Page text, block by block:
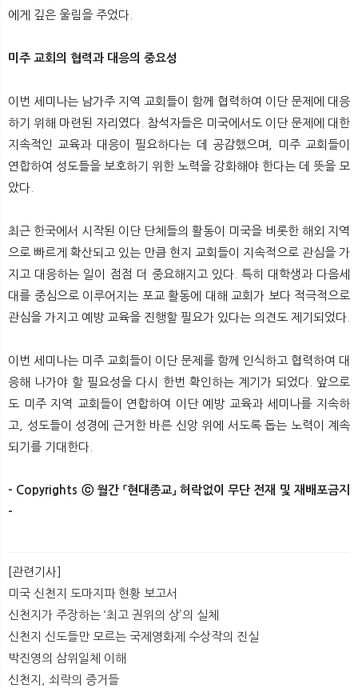
에게 깊은 울림을 주었다.
미주 교회의 협력과 대응의 중요성
이번 세미나는 남가주 지역 교회들이 함께 협력하여 이단 문제에 대응
하기 위해 마련된 자리였다. 참석자들은 미국에서도 이단 문제에 대한
지속적인 교육과 대응이 필요하다는 데 공감했으며, 미주 교회들이
연합하여 성도들을 보호하기 위한 노력을 강화해야 한다는 데 뜻을 모
았다.
최근 한국에서 시작된 이단 단체들의 활동이 미국을 비롯한 해외 지역
으로 빠르게 확산되고 있는 만큼 현지 교회들이 지속적으로 관심을 가
지고 대응하는 일이 점점 더 중요해지고 있다. 특히 대학생과 다음세
대를 중심으로 이루어지는 포교 활동에 대해 교회가 보다 적극적으로
관심을 가지고 예방 교육을 진행할 필요가 있다는 의견도 제기되었다.
이번 세미나는 미주 교회들이 이단 문제를 함께 인식하고 협력하여 대
응해 나가야 할 필요성을 다시 한번 확인하는 계기가 되었다. 앞으로
도 미주 지역 교회들이 연합하여 이단 예방 교육과 세미나를 지속하
고, 성도들이 성경에 근거한 바른 신앙 위에 서도록 돕는 노력이 계속
되기를 기대한다.
- Copyrights ⓒ 월간 「현대종교」 허락없이 무단 전재 및 재배포금지
-​​
[관련기사]
미국 신천지 도마지파 현황 보고서
신천지가 주장하는 ‘최고 권위의 상’의 실체
신천지 신도들만 모르는 국제영화제 수상작의 진실
박진영의 삼위일체 이해
신천지, 쇠락의 증거들